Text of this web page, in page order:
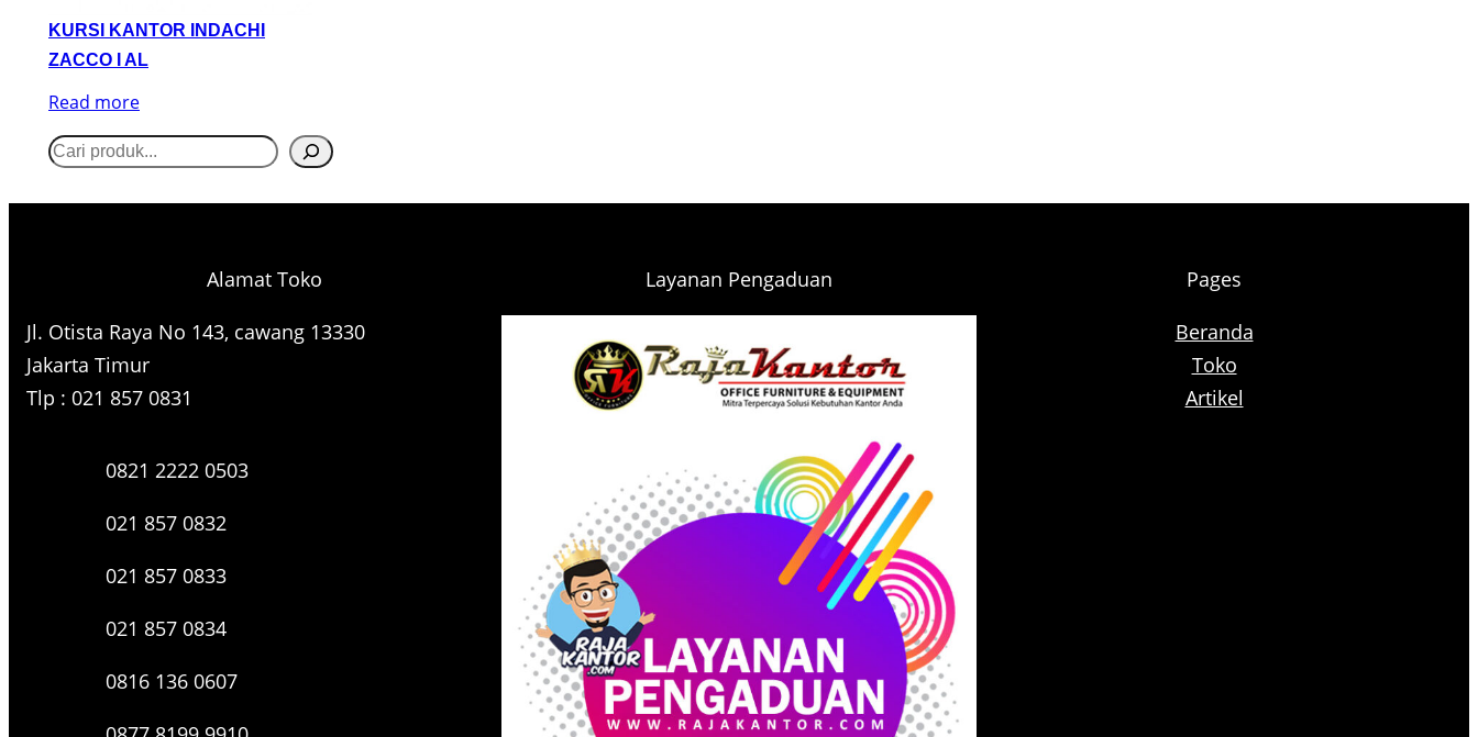
KURSI KANTOR INDACHI
ZACCO I AL
Read more
S
Alamat Toko
Jl. Otista Raya No 143, cawang 13330
Jakarta Timur
Tlp : 021 857 0831
0821 2222 0503
021 857 0832
021 857 0833
021 857 0834
0816 136 0607
Layanan Pengaduan
Pages
Beranda
Toko
Artikel